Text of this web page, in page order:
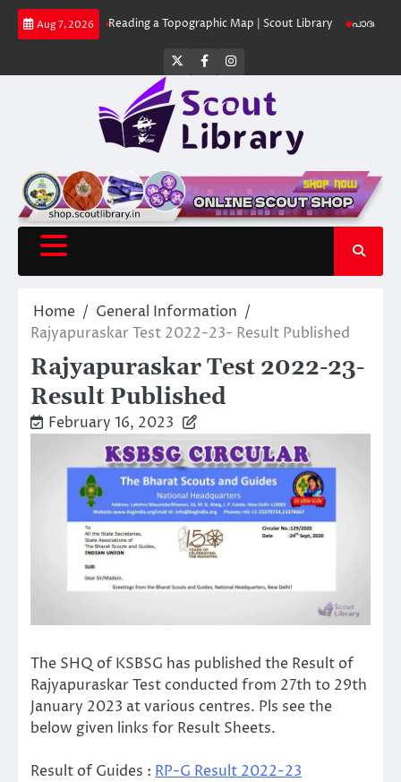
Skip
Aug 7, 2026
Reading a Topographic Map | Scout Library പാദമുദ്രകൾ
Twitter
FacebookInstagram
Home
General Information
Rajyapuraskar Test 2022-23- Result Published
Rajyapuraskar Test 2022-23-
Result Published
February 16, 2023
The SHQ of KSBSG has published the Result of
Rajyapuraskar Test conducted from 27th to 29th
January 2023 at various centres. Pls see the
below given links for Result Sheets.
Result of Guides : RP-G Result 2022-23